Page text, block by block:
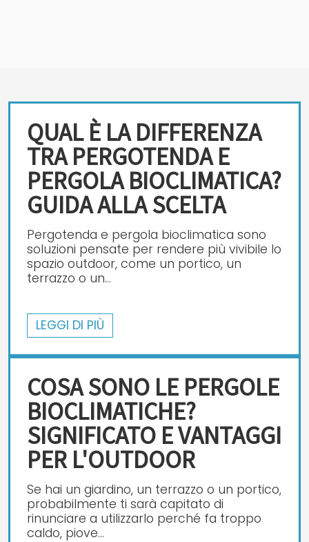
QUAL È LA DIFFERENZA
TRA PERGOTENDA E
PERGOLA BIOCLIMATICA?
GUIDA ALLA SCELTA
Pergotenda e pergola bioclimatica sono
soluzioni pensate per rendere più vivibile lo
spazio outdoor, come un portico, un
terrazzo o un...
LEGGI DI PIÙ
COSA SONO LE PERGOLE
BIOCLIMATICHE?
SIGNIFICATO E VANTAGGI
PER L'OUTDOOR
Se hai un giardino, un terrazzo o un portico,
probabilmente ti sarà capitato di
rinunciare a utilizzarlo perché fa troppo
caldo, piove...